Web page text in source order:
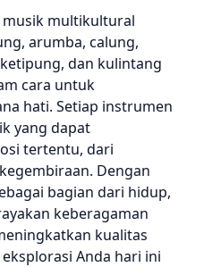
musik multikultural
arumba, calung,
dan kulintang
cara untuk
hati. Setiap instrumen
yang dapat
tertentu, dari
Dengan
bagian dari hidup,
keberagaman
kualitas
Anda hari ini